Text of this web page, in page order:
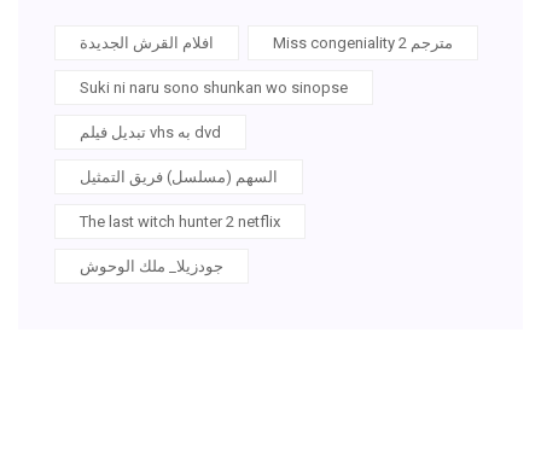
افلام القرش الجديدة Miss congeniality 2 مترجم
Suki ni naru sono shunkan wo sinopse
تبديل فيلم vhs به dvd
السهم (مسلسل) فريق التمثيل
The last witch hunter 2 netflix
جودزيلا_ ملك الوحوش